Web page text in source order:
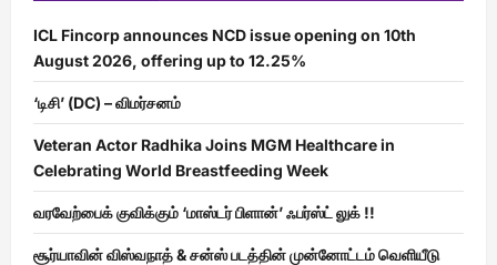
ICL Fincorp announces NCD issue opening on 10th
August 2026, offering up to 12.25%
‘டிசி’ (DC) – விமர்சனம்
Veteran Actor Radhika Joins MGM Healthcare in
Celebrating World Breastfeeding Week
வரவேற்பைக் குவிக்கும் ‘மாஸ்டர் பிளான்’ ஃபர்ஸ்ட் லுக் !!
சூர்யாவின் விஸ்வநாத் & சன்ஸ் படத்தின் முன்னோட்டம் வெளியீடு